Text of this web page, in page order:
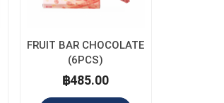
FRUIT BAR CHOCOLATE
(6PCS)
฿485.00